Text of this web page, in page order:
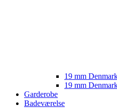
19 mm
19 mm
Garderobe
Badeværelse